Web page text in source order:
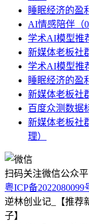
睡眠经济的盈
AI情感陪伴（
学术AI模型推
新媒体老板社
学术AI模型推
睡眠经济的盈
新媒体老板社
百度众测数据
新媒体老板社
理）
扫码关注微信公众
粤ICP备2022080099
逆林创业记_【推荐
子】